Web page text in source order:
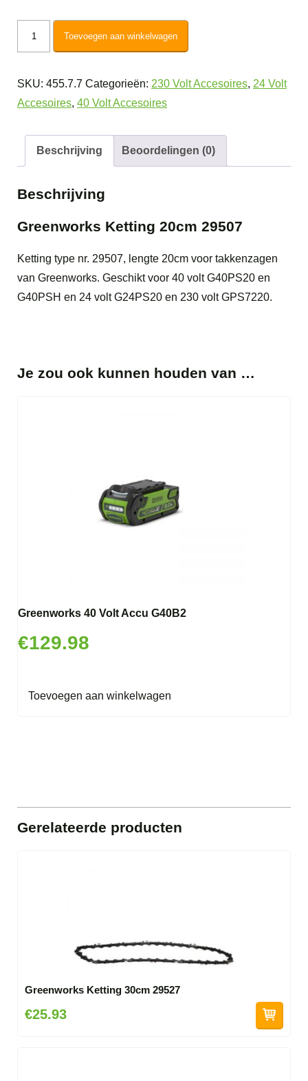
29507
aantal
Toevoegen aan winkelwagen
SKU: 455.7.7 Categorieën: 230 Volt Accesoires, 24 Volt
Accesoires, 40 Volt Accesoires
Beschrijving Beoordelingen (0)
Beschrijving
Greenworks Ketting 20cm 29507
Ketting type nr. 29507, lengte 20cm voor takkenzagen
van Greenworks. Geschikt voor 40 volt G40PS20 en
G40PSH en 24 volt G24PS20 en 230 volt GPS7220.
Je zou ook kunnen houden van …
Greenworks 40 Volt Accu G40B2
€129.98
Toevoegen aan winkelwagen
Gerelateerde producten
Greenworks Ketting 30cm 29527
€25.93